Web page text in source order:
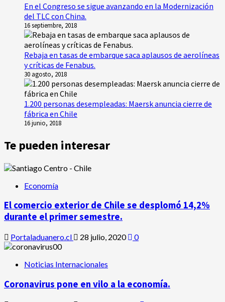
En el Congreso se sigue avanzando en la Modernización
del TLC con China.
16 septiembre, 2018
Rebaja en tasas de embarque saca aplausos de aerolíneas
y críticas de Fenabus.
30 agosto, 2018
1.200 personas desempleadas: Maersk anuncia cierre de
fábrica en Chile
16 junio, 2018
Te pueden interesar
Economía
El comercio exterior de Chile se desplomó 14,2%
durante el primer semestre.
Portaladuanero.cl 28 julio, 2020 0
Noticias Internacionales
Coronavirus pone en vilo a la economía.